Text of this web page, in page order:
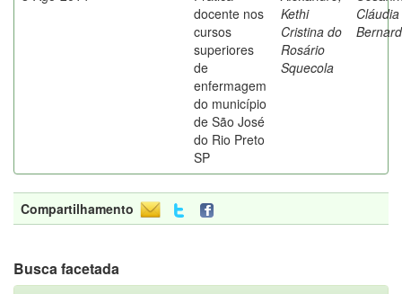
docente nos
cursos
superiores
de
enfermagem
do município
de São José
do Rio Preto
SP
Kethi
Cristina do
Rosário
Squecola
Cláudia
Compartilhamento
Busca facetada